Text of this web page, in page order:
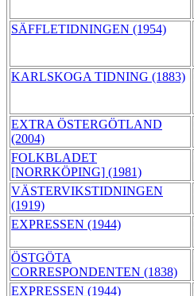
SÄFFLETIDNINGEN (1954)
KARLSKOGA TIDNING (1883)
EXTRA ÖSTERGÖTLAND
(2004)
FOLKBLADET
[NORRKÖPING] (1981)
VÄSTERVIKSTIDNINGEN
(1919)
EXPRESSEN (1944)
ÖSTGÖTA
CORRESPONDENTEN (1838)
EXPRESSEN (1944)